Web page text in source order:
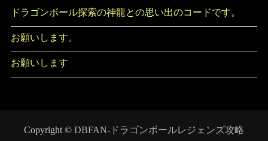
ドラゴンボール探索の神龍との思い出のコードです。
お願いします。
お願いします
Copyright © DBFAN-ドラゴンボールレジェンズ攻略